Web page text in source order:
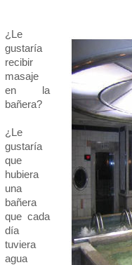
¿Le
gustaría
recibir
masaje
en la
bañera?
¿Le
gustaría
que
hubiera
una
bañera
que cada
día
tuviera
agua